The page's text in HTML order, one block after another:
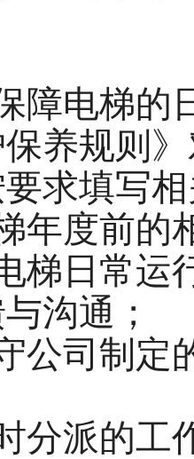
障电梯的
保养规则
求填写
年度前的
梯日常运
沟通；
公司制定
分派的工